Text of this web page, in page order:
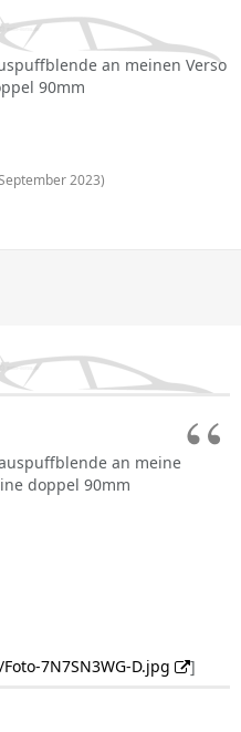
an meinen Verso
90mm
2023)
an meine
doppel 90mm
7N7SN3WG-D.jpg ]